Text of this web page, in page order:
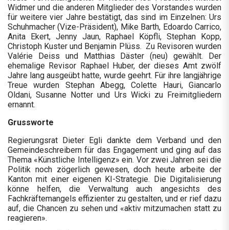
Widmer und die anderen Mitglieder des Vorstandes wurden
für weitere vier Jahre bestätigt, das sind im Einzelnen: Urs
Schuhmacher (Vize-Präsident), Mike Barth, Edoardo Carrico,
Anita Ekert, Jenny Jaun, Raphael Köpfli, Stephan Kopp,
Christoph Kuster und Benjamin Plüss. Zu Revisoren wurden
Valérie Deiss und Matthias Däster (neu) gewählt. Der
ehemalige Revisor Raphael Huber, der dieses Amt zwölf
Jahre lang ausgeübt hatte, wurde geehrt. Für ihre langjährige
Treue wurden Stephan Abegg, Colette Hauri, Giancarlo
Oldani, Susanne Notter und Urs Wicki zu Freimitgliedern
ernannt.
Grussworte
Regierungsrat Dieter Egli dankte dem Verband und den
Gemeindeschreibern für das Engagement und ging auf das
Thema «Künstliche Intelligenz» ein. Vor zwei Jahren sei die
Politik noch zögerlich gewesen, doch heute arbeite der
Kanton mit einer eigenen KI-Strategie. Die Digitalisierung
könne helfen, die Verwaltung auch angesichts des
Fachkräftemangels effizienter zu gestalten, und er rief dazu
auf, die Chancen zu sehen und «aktiv mitzumachen statt zu
reagieren».